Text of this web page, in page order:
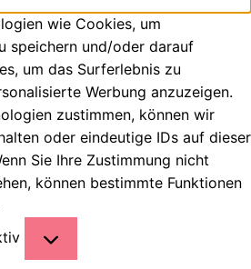
wie Cookies, um
speichern und/oder darauf
um das Surferlebnis zu
Werbung anzuzeigen.
zustimmen, können wir
oder eindeutige IDs auf dieser
Sie Ihre Zustimmung nicht
können bestimmte Funktionen